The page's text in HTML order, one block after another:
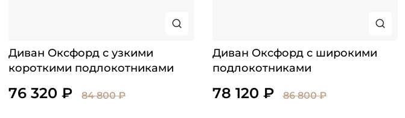
Диван Оксфорд с узкими
короткими подлокотниками
76 320 ₽ 84 800 ₽
Диван Оксфорд с широкими
подлокотниками
78 120 ₽ 86 800 ₽